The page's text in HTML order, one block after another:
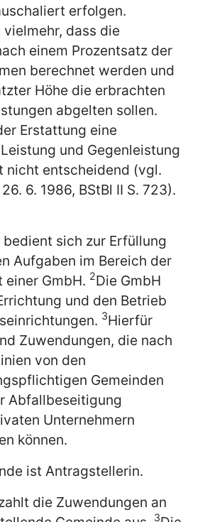
erfolgen.
dass die
einem Prozentsatz der
berechnet werden und
Höhe die erbrachten
abgelten sollen.
Erstattung eine
und Gegenleistung
nicht entscheidend (vgl.
6. 1986, BStBl II S. 723).
bedient sich zur Erfüllung
Aufgaben im Bereich der
GmbH. 2Die GmbH
und den Betrieb
3Hierfür
Zuwendungen, die nach
von den
Gemeinden
Abfallbeseitigung
Unternehmern
können.
ist Antragstellerin.
die Zuwendungen an
3